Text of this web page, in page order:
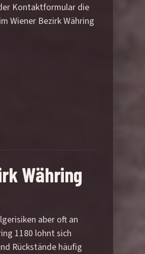
Kontaktformular die
Wiener Bezirk Währing
Währing
aber oft an
1180 lohnt sich
Rückstände häufig